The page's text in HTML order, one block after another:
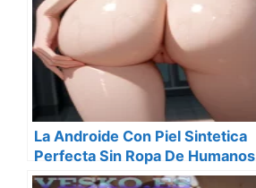
La Androide Con Piel Sintetica
Perfecta Sin Ropa De Humanos